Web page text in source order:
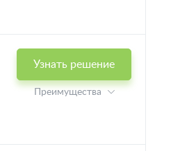
Узнать решение
Преимущества